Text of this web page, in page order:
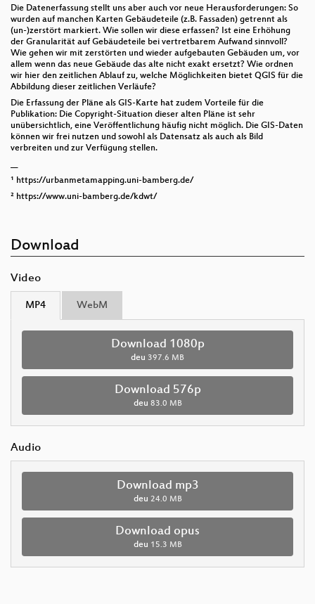
Die Datenerfassung stellt uns aber auch vor neue Herausforderungen: So
wurden auf manchen Karten Gebäudeteile (z.B. Fassaden) getrennt als
(un-)zerstört markiert. Wie sollen wir diese erfassen? Ist eine Erhöhung
der Granularität auf Gebäudeteile bei vertretbarem Aufwand sinnvoll?
Wie gehen wir mit zerstörten und wieder aufgebauten Gebäuden um, vor
allem wenn das neue Gebäude das alte nicht exakt ersetzt? Wie ordnen
wir hier den zeitlichen Ablauf zu, welche Möglichkeiten bietet QGIS für die
Abbildung dieser zeitlichen Verläufe?
Die Erfassung der Pläne als GIS-Karte hat zudem Vorteile für die
Publikation: Die Copyright-Situation dieser alten Pläne ist sehr
unübersichtlich, eine Veröffentlichung häufig nicht möglich. Die GIS-Daten
können wir frei nutzen und sowohl als Datensatz als auch als Bild
verbreiten und zur Verfügung stellen.
¹ https://urbanmetamapping.uni-bamberg.de/
² https://www.uni-bamberg.de/kdwt/
Download
Video
MP4 WebM
Download 1080p
deu 397.6 MB
Download 576p
deu 83.0 MB
Audio
Download mp3
deu 24.0 MB
Download opus
deu 15.3 MB